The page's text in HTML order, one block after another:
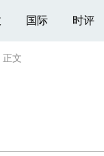
国际 时评
正文